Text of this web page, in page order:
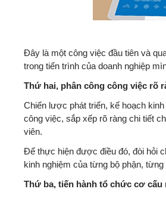
Đây là một công việc đầu tiên và
trong tiến trình của doanh nghiệp
Thứ hai, phân công công việc rõ
Chiến lược phát triển, kế hoạch
công việc, sắp xếp rõ ràng chi tiết
viên.
Để thực hiện được điều đó, đòi hỏi
kinh nghiệm của từng bộ phận,
Thứ ba, tiến hành tổ chức cơ